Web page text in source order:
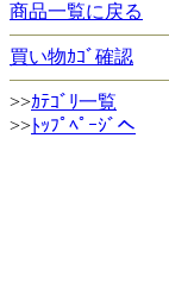
商品一覧に戻る
買い物ｶｺﾞ確認
>>ｶﾃｺﾞﾘ一覧
>>ﾄｯﾌﾟﾍﾟｰｼﾞへ